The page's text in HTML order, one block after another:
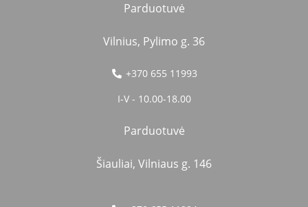
Parduotuvė
Vilnius, Pylimo g. 36
+370 655 11993
I-V - 10.00-18.00
Parduotuvė
Šiauliai, Vilniaus g. 146